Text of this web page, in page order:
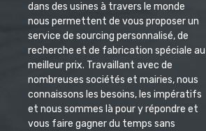
dans des usines à travers le monde
nous permettent de vous proposer un
service de sourcing personnalisé, de
recherche et de fabrication spéciale au
meilleur prix. Travaillant avec de
nombreuses sociétés et mairies, nous
connaissons les besoins, les impératifs
et nous sommes là pour y répondre et
vous faire gagner du temps sans